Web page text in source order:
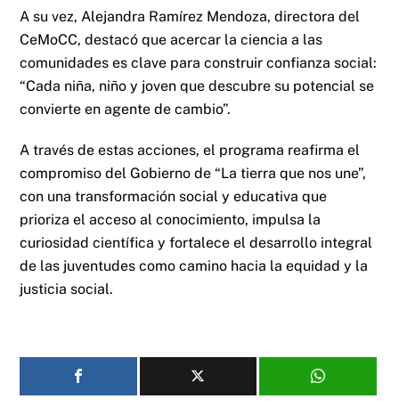
A su vez, Alejandra Ramírez Mendoza, directora del
CeMoCC, destacó que acercar la ciencia a las
comunidades es clave para construir confianza social:
“Cada niña, niño y joven que descubre su potencial se
convierte en agente de cambio”.
A través de estas acciones, el programa reafirma el
compromiso del Gobierno de “La tierra que nos une”,
con una transformación social y educativa que
prioriza el acceso al conocimiento, impulsa la
curiosidad científica y fortalece el desarrollo integral
de las juventudes como camino hacia la equidad y la
justicia social.